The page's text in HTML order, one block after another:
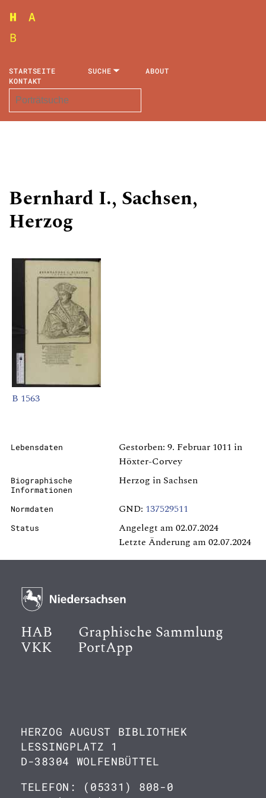
STARTSEITE SUCHE
ABOUT
KONTAKT
Bernhard I., Sachsen,
Herzog
B 1563
Lebensdaten
Gestorben: 9. Februar 1011 in
Höxter-Corvey
Biographische
Informationen
Herzog in Sachsen
Normdaten GND: 137529511
Status
Angelegt am 02.07.2024
Letzte Änderung am 02.07.2024
HAB Graphische Sammlung
VKK PortApp
HERZOG AUGUST BIBLIOTHEK
LESSINGPLATZ 1
D-38304 WOLFENBÜTTEL
TELEFON: (05331) 808-0